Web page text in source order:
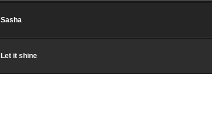
Sasha
Let it shine